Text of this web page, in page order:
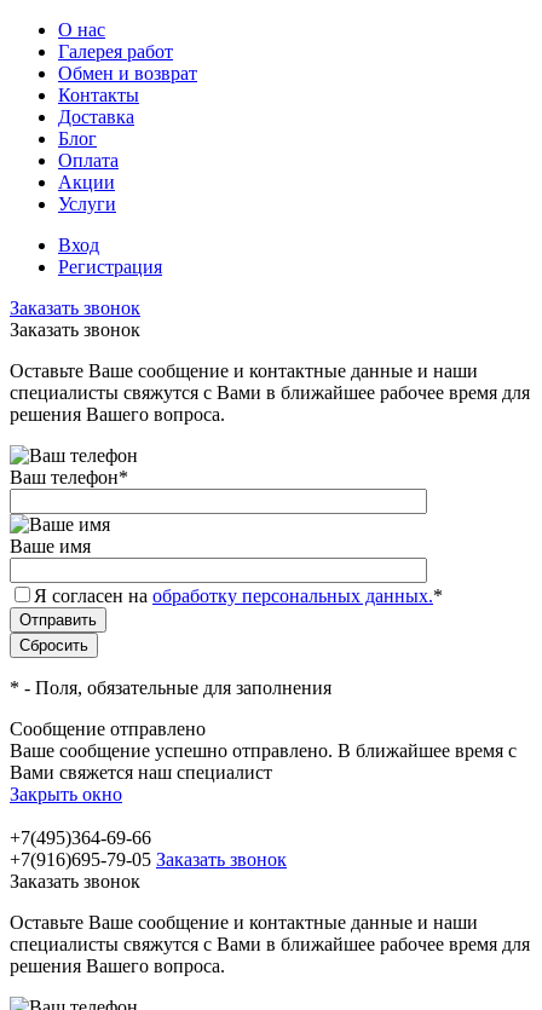
О нас
Галерея работ
Обмен и возврат
Контакты
Доставка
Блог
Оплата
Акции
Услуги
Вход
Регистрация
Заказать звонок
Заказать звонок
Оставьте Ваше сообщение и контактные данные и наши
специалисты свяжутся с Вами в ближайшее рабочее время для
решения Вашего вопроса.
Ваш телефон*
Ваше имя
Я согласен на обработку персональных данных.*
* - Поля, обязательные для заполнения
Сообщение отправлено
Ваше сообщение успешно отправлено. В ближайшее время с
Вами свяжется наш специалист
Закрыть окно
+7(495)364-69-66
+7(916)695-79-05 Заказать звонок
Заказать звонок
Оставьте Ваше сообщение и контактные данные и наши
специалисты свяжутся с Вами в ближайшее рабочее время для
решения Вашего вопроса.